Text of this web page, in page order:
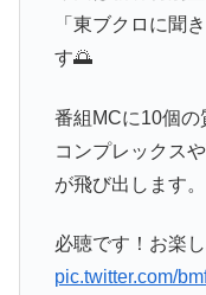
「東ブクロに聞
す🌅
番組MCに10個の
コンプレックス
が飛び出します。
必聴です！お楽
pic.twitter.com/